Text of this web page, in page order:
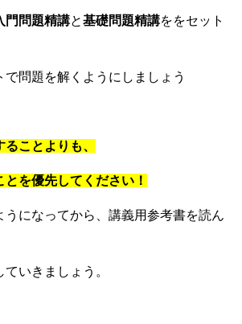
門問題精講と基礎問題精講ををセット
で問題を解くようにしましょう
ことよりも、
とを優先してください！
うになってから、講義用参考書を読ん
いきましょう。